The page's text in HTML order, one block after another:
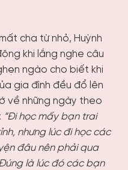
cha từ nhỏ, Huỳnh
khi lắng nghe câu
ngào cho biết khi
gia đình đều đổ lên
về những ngày theo
“Đi học mấy bạn trai
nhưng lúc đi học các
đâu nên phải qua
là lúc đó các bạn